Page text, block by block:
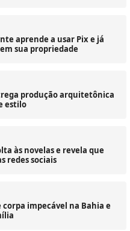
aprende a usar Pix e já
sua propriedade
produção arquitetônica
estilo
às novelas e revela que
redes sociais
corpa impecável na Bahia e